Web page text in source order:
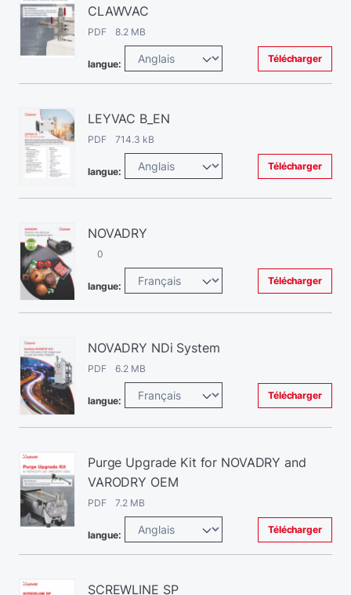
CLAWVAC
PDF 8.2 MB
langue: Télécharger
LEYVAC B_EN
PDF 714.3 kB
langue: Télécharger
NOVADRY
0
langue: Télécharger
NOVADRY NDi System
PDF 6.2 MB
langue: Télécharger
Purge Upgrade Kit for NOVADRY and
VARODRY OEM
PDF 7.2 MB
langue: Télécharger
SCREWLINE SP